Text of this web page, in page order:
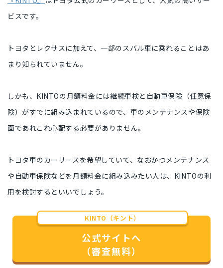
ビスです。
トヨタとレクサスに加えて、一部のスバル車に乗れることはあ
まり知られていません。
しかも、KINTOの月額料金には継続車検と自動車保険（任意保
険）がすでに組み込まれているので、車のメンテナンスや保険
面であれこれ心配する必要がありません。
トヨタ車のカーリースを希望していて、なおかつメンテナンス
や自動車保険などを月額料金に組み込みたい人は、KINTOの利
用を検討するといいでしょう。
KINTO（キント）
公式サイトへ
（審査無料）